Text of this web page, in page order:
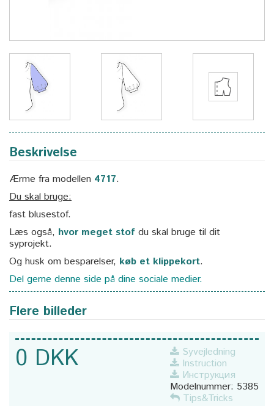
Beskrivelse
Ærme fra modellen 4717.
Du skal bruge:
fast blusestof.
Læs også, hvor meget stof du skal bruge til dit
syprojekt.
Og husk om besparelser, køb et klippekort.
Del gerne denne side på dine sociale medier.
Flere billeder
0 DKK
Syvejledning
Instruction
Инструкция
Modelnummer: 5385
Tips&Tricks